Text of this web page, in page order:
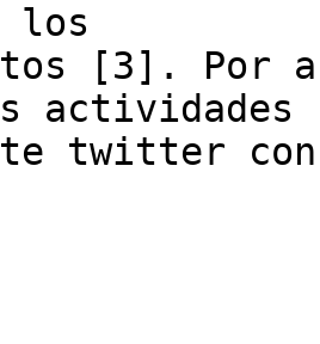
los
[3]. Por
actividades
twitter